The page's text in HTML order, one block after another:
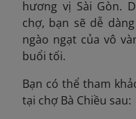
hương vị Sài Gòn.​
chợ, bạn sẽ dễ
ngào ngạt của vô
buổi tối.
Bạn có thể tham
tại chợ Bà Chiều sau: